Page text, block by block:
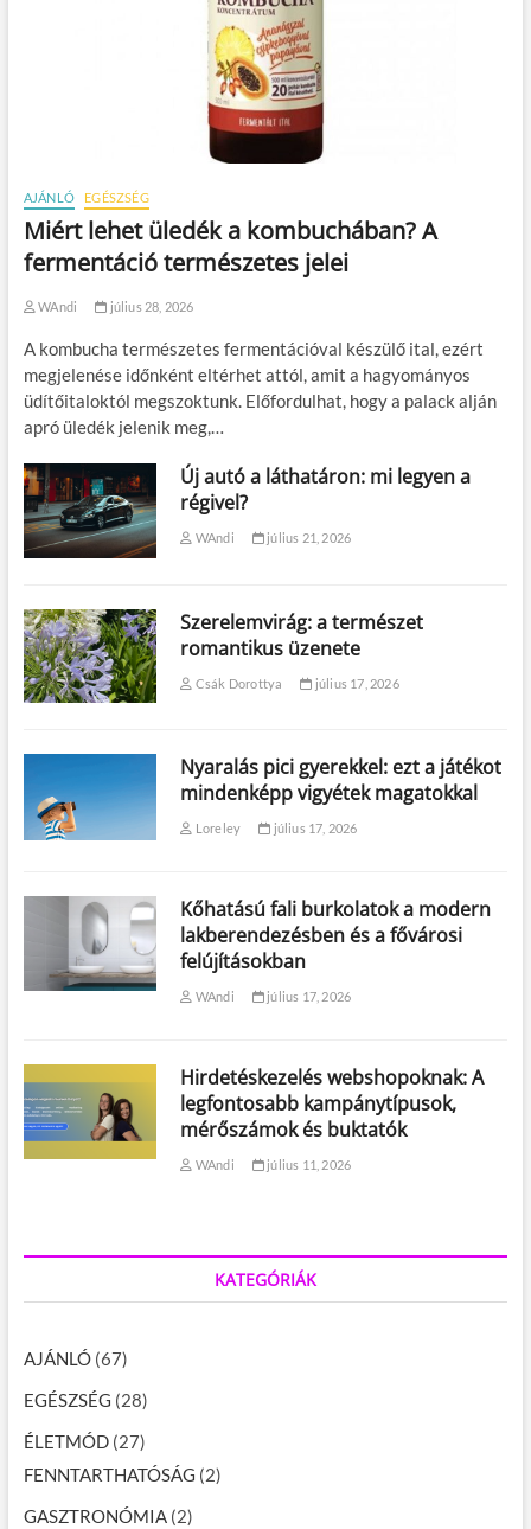
AJÁNLÓ EGÉSZSÉG
Miért lehet üledék a kombuchában? A
fermentáció természetes jelei
WAndi július 28, 2026
A kombucha természetes fermentációval készülő ital, ezért
megjelenése időnként eltérhet attól, amit a hagyományos
üdítőitaloktól megszoktunk. Előfordulhat, hogy a palack alján
apró üledék jelenik meg,…
Új autó a láthatáron: mi legyen a
régivel?
WAndi július 21, 2026
Szerelemvirág: a természet
romantikus üzenete
Csák Dorottya július 17, 2026
Nyaralás pici gyerekkel: ezt a játékot
mindenképp vigyétek magatokkal
Loreley július 17, 2026
Kőhatású fali burkolatok a modern
lakberendezésben és a fővárosi
felújításokban
WAndi július 17, 2026
Hirdetéskezelés webshopoknak: A
legfontosabb kampánytípusok,
mérőszámok és buktatók
WAndi július 11, 2026
KATEGÓRIÁK
AJÁNLÓ(67)
EGÉSZSÉG (28)
ÉLETMÓD(27)
FENNTARTHATÓSÁG (2)
GASZTRONÓMIA(2)